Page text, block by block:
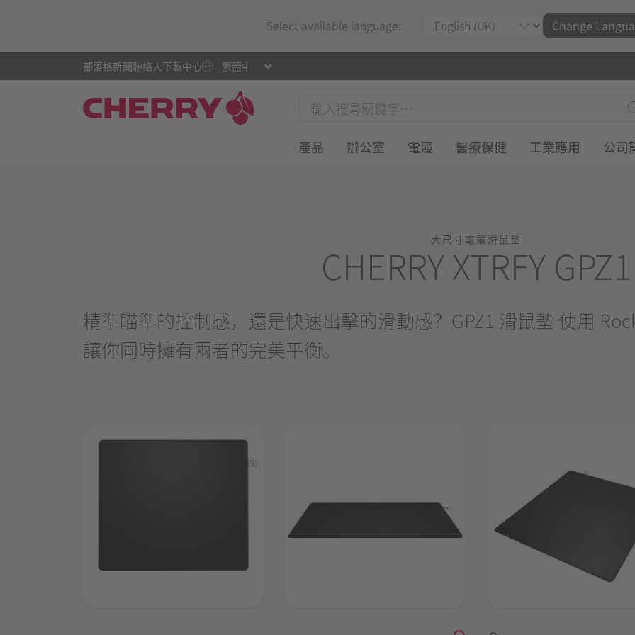
Select available language: Change
產品 辦公室 電競 醫療保健 工業應用 公司
部落格新聞聯絡人 下載中心
大尺寸電競滑鼠墊
CHERRY XTRFY GPZ1
精準瞄準的控制感，還是快速出擊的滑動感？GPZ1 滑鼠墊 使用
讓你同時擁有兩者的完美平衡。